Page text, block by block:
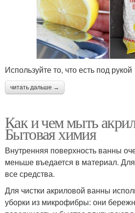
Используйте то, что есть под рукой
читать дальше →
Как и чем мыть
Бытовая химия
Внутренняя поверхность ванны
меньше въедается в материал.
все средства.
Для чистки акриловой ванны
уборки из микрофибры: они